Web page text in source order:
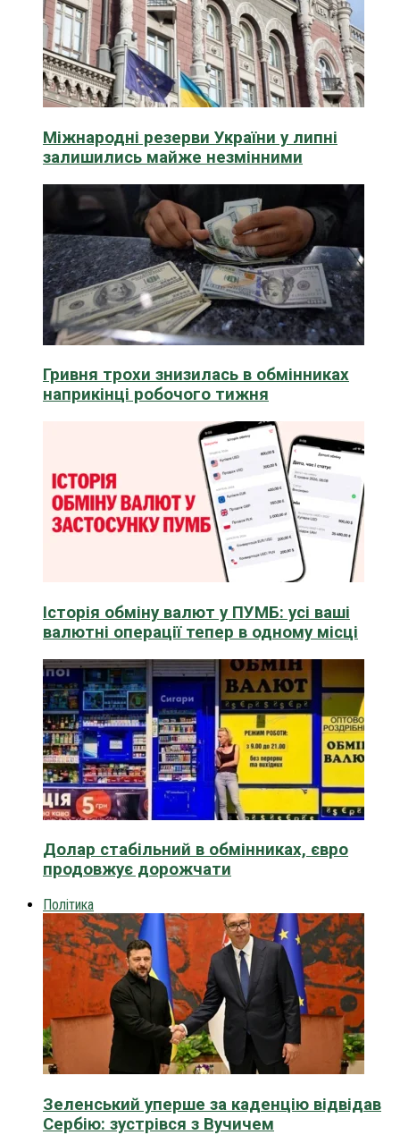
Міжнародні резерви України у липні
залишились майже незмінними
Гривня трохи знизилась в обмінниках
наприкінці робочого тижня
Історія обміну валют у ПУМБ: усі ваші
валютні операції тепер в одному місці
Долар стабільний в обмінниках, євро
продовжує дорожчати
Політика
Зеленський уперше за каденцію відвідав
Сербію: зустрівся з Вучичем